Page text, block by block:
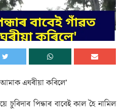
আমাক এঘৰীয়া কৰিলে’
পিন্ধাৰ বাবেই কাল হৈ নামিল